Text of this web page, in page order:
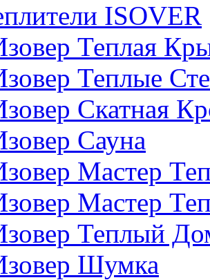
ISOVER
Теплая
Теплые
Скатная
Сауна
Мастер
Мастер
Теплый
Шумка